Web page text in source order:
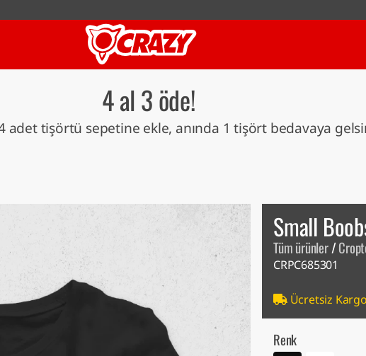
4 al 3 öde!
adet tişörtü sepetine ekle, anında 1 tişört bedavaya
Small
Tüm ürünler/
CRPC685301
Ücretsiz
Renk